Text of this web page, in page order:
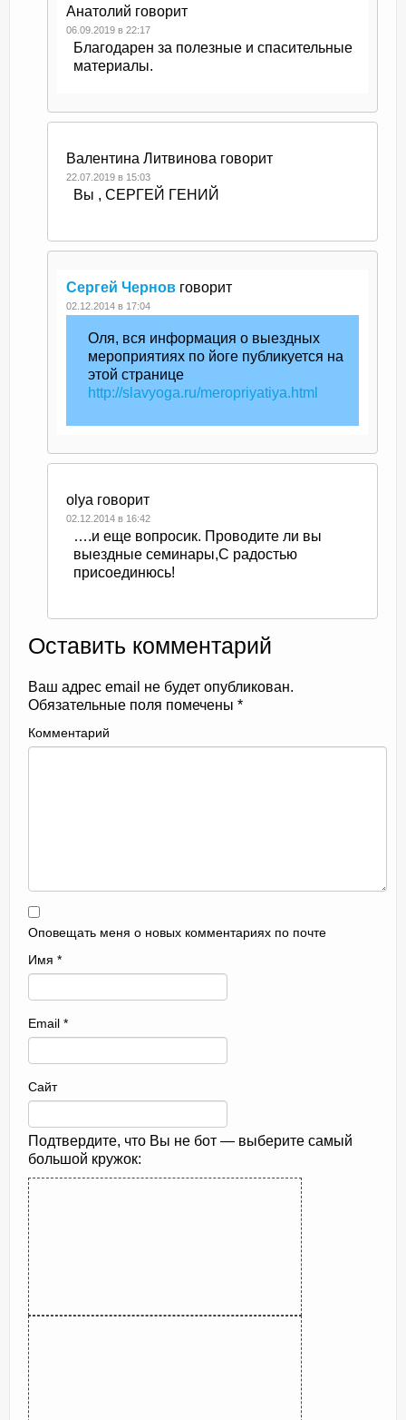
Анатолий говорит
06.09.2019 в 22:17
Благодарен за полезные и спасительные
материалы.
Валентина Литвинова говорит
22.07.2019 в 15:03
Вы , СЕРГЕЙ ГЕНИЙ
Сергей Чернов говорит
02.12.2014 в 17:04
Оля, вся информация о выездных
мероприятиях по йоге публикуется на
этой странице
http://slavyoga.ru/meropriyatiya.html
olya говорит
02.12.2014 в 16:42
….и еще вопросик. Проводите ли вы
выездные семинары,С радостью
присоединюсь!
Оставить комментарий
Ваш адрес email не будет опубликован.
Обязательные поля помечены *
Комментарий
Оповещать меня о новых комментариях по почте
Имя *
Email *
Сайт
Подтвердите, что Вы не бот — выберите самый
большой кружок: